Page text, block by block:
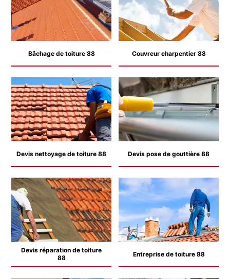
Bâchage de toiture 88 Couvreur charpentier 88
Devis nettoyage de toiture 88 Devis pose de gouttière 88
Devis réparation de toiture
88
Entreprise de toiture 88